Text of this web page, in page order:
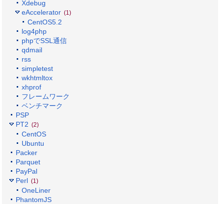
Xdebug
eAccelerator (1)
CentOS5.2
log4php
phpでSSL通信
qdmail
rss
simpletest
wkhtmltox
xhprof
フレームワーク
ベンチマーク
PSP
PT2 (2)
CentOS
Ubuntu
Packer
Parquet
PayPal
Perl (1)
OneLiner
PhantomJS